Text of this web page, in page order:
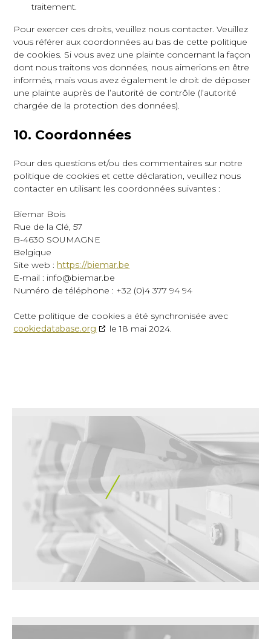
traitement.
Pour exercer ces droits, veuillez nous contacter. Veuillez
vous référer aux coordonnées au bas de cette politique
de cookies. Si vous avez une plainte concernant la façon
dont nous traitons vos données, nous aimerions en être
informés, mais vous avez également le droit de déposer
une plainte auprès de l’autorité de contrôle (l’autorité
chargée de la protection des données).
10. Coordonnées
Pour des questions et/ou des commentaires sur notre
politique de cookies et cette déclaration, veuillez nous
contacter en utilisant les coordonnées suivantes :
Biemar Bois
Rue de la Clé, 57
B-4630 SOUMAGNE
Belgique
Site web : https://biemar.be
E-mail : info@biemar.be
Numéro de téléphone : +32 (0)4 377 94 94
Cette politique de cookies a été synchronisée avec
cookiedatabase.org
le 18 mai 2024.